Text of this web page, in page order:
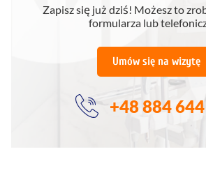
Zapisz się już dziś! Możesz to
formularza lub
Umów się na wizytę
+48 884